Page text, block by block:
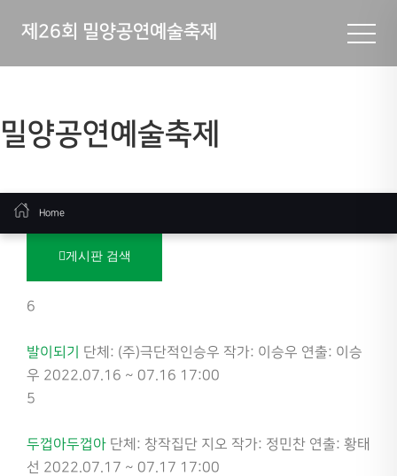
제26회 밀양공연예술축제
밀양공연예술축제
Home
게시판 검색
6
발이되기 단체: (주)극단적인승우 작가: 이승우 연출: 이승
우 2022.07.16 ~ 07.16 17:00
5
두껍아두껍아 단체: 창작집단 지오 작가: 정민찬 연출: 황태
선 2022.07.17 ~ 07.17 17:00